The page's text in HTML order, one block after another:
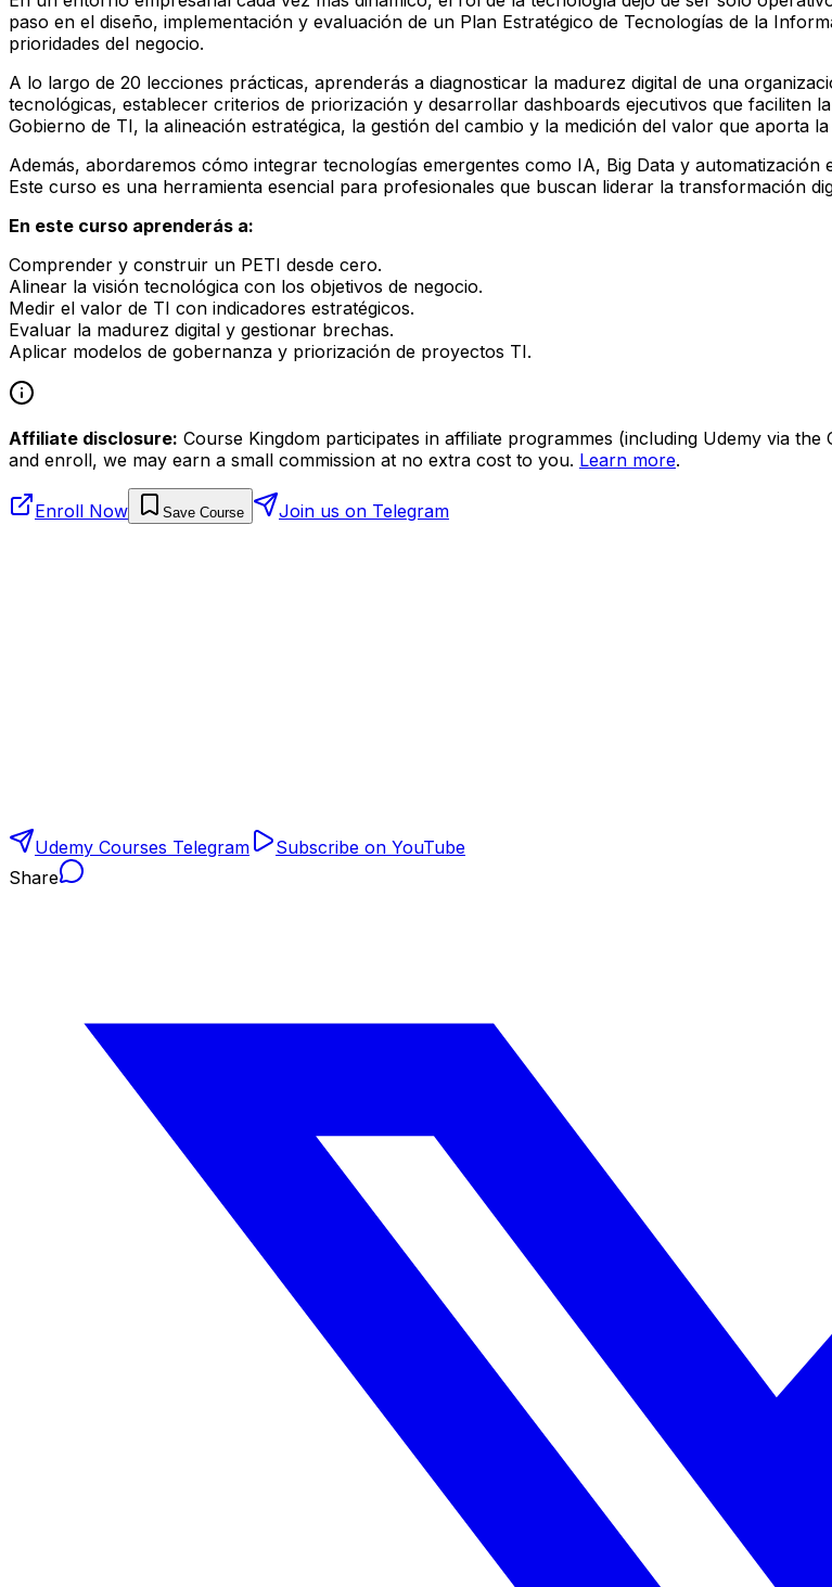
paso en el diseño, implementación y evaluación de un Plan Estratégico de Tecnologías de la
prioridades del negocio.
A lo largo de 20 lecciones prácticas, aprenderás a diagnosticar la madurez digital de una
tecnológicas, establecer criterios de priorización y desarrollar dashboards ejecutivos que faciliten
Gobierno de TI, la alineación estratégica, la gestión del cambio y la medición del valor que aporta
Además, abordaremos cómo integrar tecnologías emergentes como IA, Big Data y
Este curso es una herramienta esencial para profesionales que buscan liderar la transformación
En este curso aprenderás a:
Comprender y construir un PETI desde cero.
Alinear la visión tecnológica con los objetivos de negocio.
Medir el valor de TI con indicadores estratégicos.
Evaluar la madurez digital y gestionar brechas.
Aplicar modelos de gobernanza y priorización de proyectos TI.
Affiliate disclosure: Course Kingdom participates in affiliate programmes (including Udemy via
and enroll, we may earn a small commission at no extra cost to you. Learn more.
Enroll Now Save Course Join us on Telegram
Udemy Courses Telegram
Subscribe on YouTube
Share